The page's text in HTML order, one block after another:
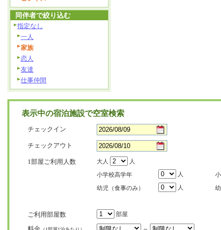
同伴者で絞り込む
指定なし
一人
家族
恋人
友達
仕事仲間
表示中の宿泊施設で空室検索
チェックイン
チェックアウト
1部屋ご利用人数 大人
人
小学校高学年
人
幼児（食事のみ）
人
ご利用部屋数 部屋